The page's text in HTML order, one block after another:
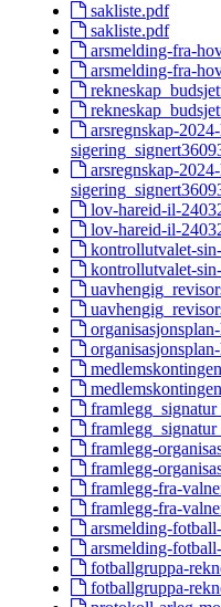
sakliste.pdf
sakliste.pdf
arsmelding-fra-
arsmelding-fra-
arsregnskap-
arsregnskap-
lov-hareid-il-
lov-hareid-il-
kontrollutvalet-
kontrollutvalet-
framlegg-
framlegg-
framlegg-fra-
framlegg-fra-
arsmelding-
arsmelding-
fotballgruppa-
fotballgruppa-